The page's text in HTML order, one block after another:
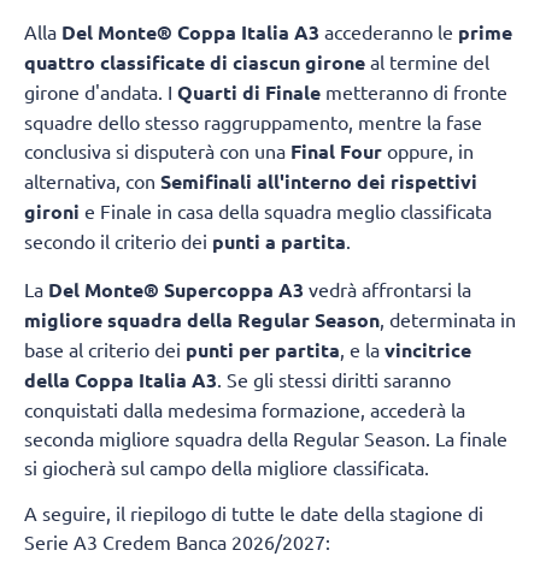
Alla Del Monte® Coppa Italia A3 accederanno le prime
quattro classificate di ciascun girone al termine del
girone d'andata. I Quarti di Finale metteranno di fronte
squadre dello stesso raggruppamento, mentre la fase
conclusiva si disputerà con una Final Four oppure, in
alternativa, con Semifinali all'interno dei rispettivi
gironi e Finale in casa della squadra meglio classificata
secondo il criterio dei punti a partita.
La Del Monte® Supercoppa A3 vedrà affrontarsi la
migliore squadra della Regular Season , determinata in
base al criterio dei punti per partita , e la vincitrice
della Coppa Italia A3 . Se gli stessi diritti saranno
conquistati dalla medesima formazione, accederà la
seconda migliore squadra della Regular Season. La finale
si giocherà sul campo della migliore classificata.
A seguire, il riepilogo di tutte le date della stagione di
Serie A3 Credem Banca 2026/2027: